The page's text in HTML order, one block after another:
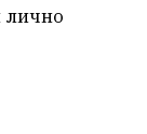
лично